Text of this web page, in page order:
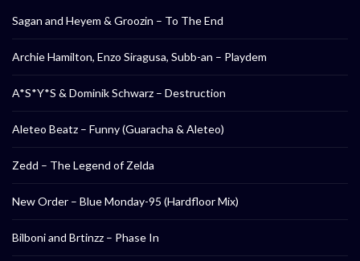
Sagan and Heyem & Groozin – To The End
Archie Hamilton, Enzo Siragusa, Subb-an – Playdem
A*S*Y*S & Dominik Schwarz – Destruction
Aleteo Beatz – Funny (Guaracha & Aleteo)
Zedd – The Legend of Zelda
New Order – Blue Monday-95 (Hardfloor Mix)
Bilboni and Brtinzz – Phase In